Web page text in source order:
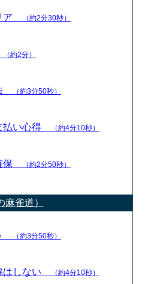
ア （約2分30秒）
（約2分）
（約3分50秒）
払い心得 （約4分10秒）
保 （約2分50秒）
雀道）
（約3分50秒）
はしない （約4分10秒）